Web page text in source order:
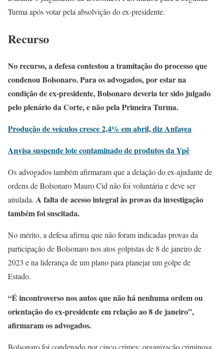
Turma após votar pela absolvição do ex-presidente.
Recurso
No recurso, a defesa contestou a tramitação do processo que
condenou Bolsonaro. Para os advogados, por estar na
condição de ex-presidente, Bolsonaro deveria ter sido julgado
pelo plenário da Corte, e não pela Primeira Turma.
Produção de veículos cresce 2,4% em abril, diz Anfavea
Anvisa suspende lote contaminado de produtos da Ypê
Os advogados também afirmaram que a delação do ex-ajudante de
ordens de Bolsonaro Mauro Cid não foi voluntária e deve ser
anulada. A falta de acesso integral às provas da investigação
também foi suscitada.
No mérito, a defesa afirma que não foram indicadas provas da
participação de Bolsonaro nos atos golpistas de 8 de janeiro de
2023 e na liderança de um plano para planejar um golpe de
Estado.
“É incontroverso nos autos que não há nenhuma ordem ou
orientação do ex-presidente em relação ao 8 de janeiro”,
afirmaram os advogados.
Bolsonaro foi condenado por cinco crimes: organização criminosa